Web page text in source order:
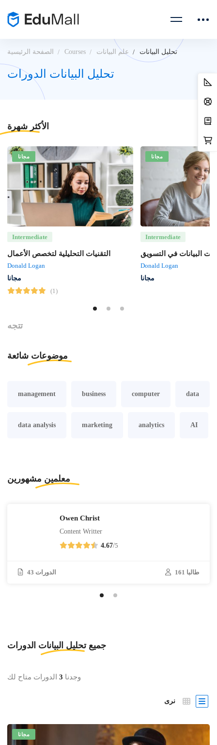
الصفحة الرئيسية Courses علم البيانات تحليل البيانات
تحليل البيانات الدورات
الأكثر شهرة
مجانا
Intermediate
التقنيات التحليلية لتخصص الأعمال
Donald Logan
مجانا
(1)
مجانا
Intermediate
البيانات في التسويق
Donald Logan
مجانا
تتجه
موضوعات شائعة
management business computer data
data analysis marketing analytics AI
معلمين مشهورين
Owen Christ
Content Writter
4.67/5
43 الدورات 161 طالبا
جميعتحليل البيانات الدورات
وجدنا 3 الدورات متاح لك
نرى
مجانا